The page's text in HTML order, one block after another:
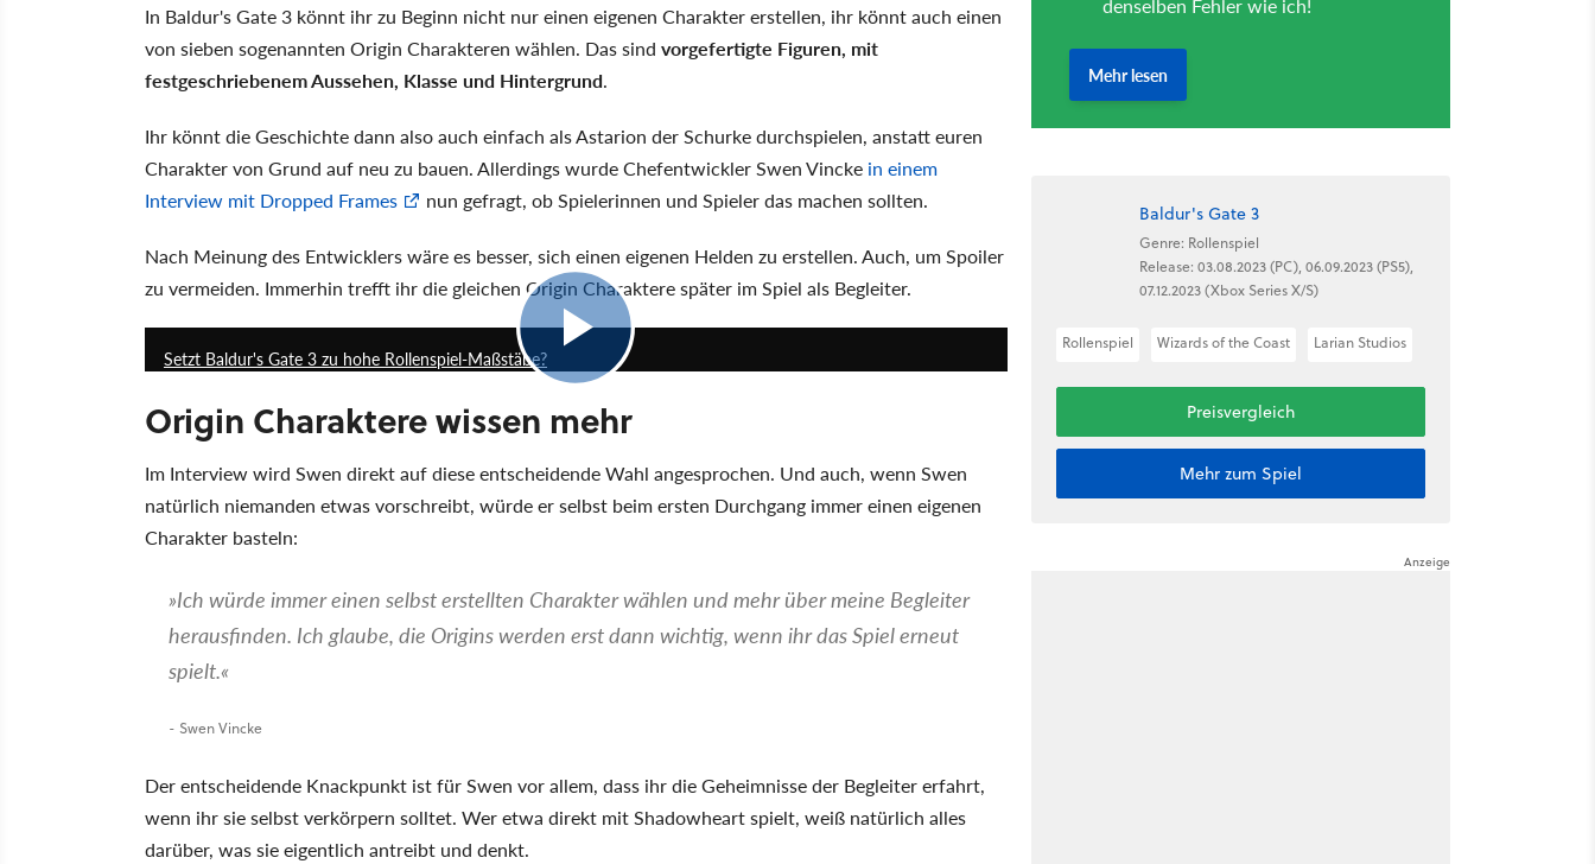
In Baldur's Gate 3 könnt ihr zu Beginn nicht nur einen eigenen Charakter erstellen, ihr könnt auch einen
von sieben sogenannten Origin Charakteren wählen. Das sind vorgefertigte Figuren, mit
festgeschriebenem Aussehen, Klasse und Hintergrund.
Ihr könnt die Geschichte dann also auch einfach als Astarion der Schurke durchspielen, anstatt euren
Charakter von Grund auf neu zu bauen. Allerdings wurde Chefentwickler Swen Vincke in einem
Interview mit Dropped Frames
nun gefragt, ob Spielerinnen und Spieler das machen sollten.
Nach Meinung des Entwicklers wäre es besser, sich einen eigenen Helden zu erstellen. Auch, um Spoiler
zu vermeiden. Immerhin trefft ihr die gleichen Origin Charaktere später im Spiel als Begleiter.
Setzt Baldur's Gate 3 zu hohe Rollenspiel-Maßstäbe?
Origin Charaktere wissen mehr
Im Interview wird Swen direkt auf diese entscheidende Wahl angesprochen. Und auch, wenn Swen
natürlich niemanden etwas vorschreibt, würde er selbst beim ersten Durchgang immer einen eigenen
Charakter basteln:
Ich würde immer einen selbst erstellten Charakter wählen und mehr über meine Begleiter
herausfinden. Ich glaube, die Origins werden erst dann wichtig, wenn ihr das Spiel erneut
spielt.
- Swen Vincke
Der entscheidende Knackpunkt ist für Swen vor allem, dass ihr die Geheimnisse der Begleiter erfahrt,
wenn ihr sie selbst verkörpern solltet. Wer etwa direkt mit Shadowheart spielt, weiß natürlich alles
darüber, was sie eigentlich antreibt und denkt.
Baldur's Gate 3
Genre: Rollenspiel
Release: 03.08.2023 (PC), 06.09.2023 (PS5),
07.12.2023 (Xbox Series X/S)
Rollenspiel Wizards of the Coast Larian Studios
Preisvergleich
Mehr zum Spiel